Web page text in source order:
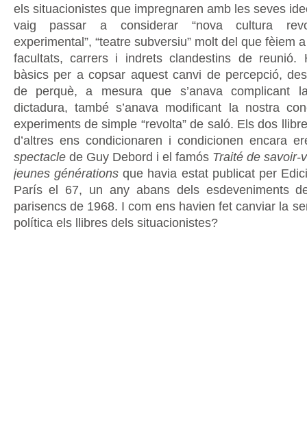
els situacionistes que impregnaren amb les seves
vaig passar a considerar “nova cultura
experimental”, “teatre subversiu” molt del que fèiem
facultats, carrers i indrets clandestins de reunió.
bàsics per a copsar aquest canvi de percepció,
de perquè, a mesura que s’anava complicant
dictadura, també s’anava modificant la nostra
experiments de simple “revolta” de saló. Els dos
d’altres ens condicionaren i condicionen encara
spectacle de Guy Debord i el famós Traité de savoir-
jeunes générationsque havia estat publicat per
París el 67, un any abans dels esdeveniments
parisencs de 1968. I com ens havien fet canviar la
política els llibres dels situacionistes?